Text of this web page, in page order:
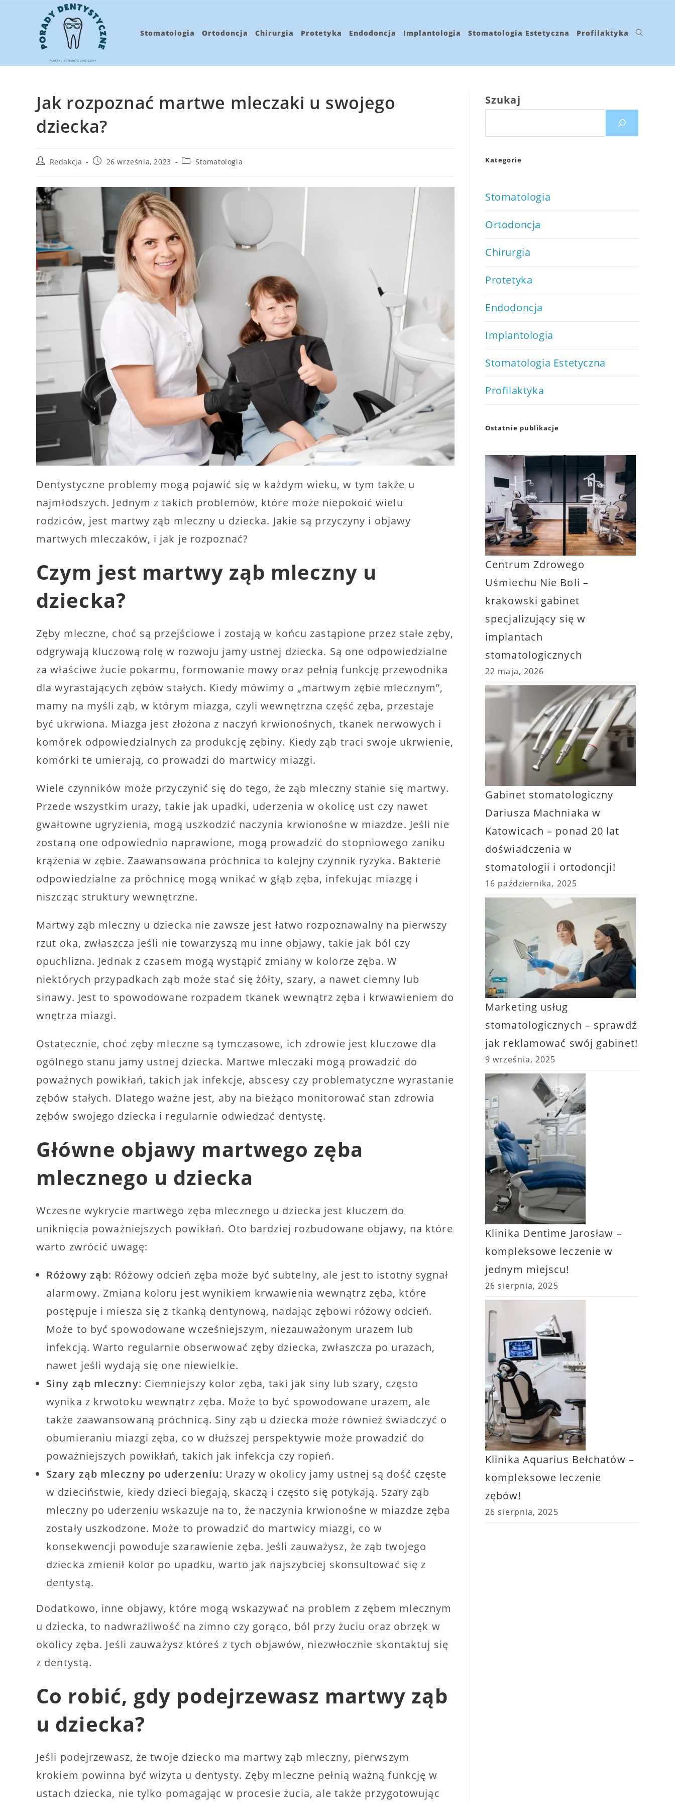
Stomatologia
Ortodoncja Chirurgia Protetyka Endodoncja Implantologia Stomatologia Estetyczna Profilaktyka Toggle
Jak rozpoznać martwe mleczaki u swojego
dziecka?
PostRedakcja
Post26 września, 2023
PostStomatologia
Dentystyczne problemy mogą pojawić się w każdym wieku, w tym także u
najmłodszych. Jednym z takich problemów, które może niepokoić wielu
rodziców, jest martwy ząb mleczny u dziecka. Jakie są przyczyny i objawy
martwych mleczaków, i jak je rozpoznać?
Czym jest martwy ząb mleczny u
dziecka?
Zęby mleczne, choć są przejściowe i zostają w końcu zastąpione przez stałe zęby,
odgrywają kluczową rolę w rozwoju jamy ustnej dziecka. Są one odpowiedzialne
za właściwe żucie pokarmu, formowanie mowy oraz pełnią funkcję przewodnika
dla wyrastających zębów stałych. Kiedy mówimy o „martwym zębie mlecznym”,
mamy na myśli ząb, w którym miazga, czyli wewnętrzna część zęba, przestaje
być ukrwiona. Miazga jest złożona z naczyń krwionośnych, tkanek nerwowych i
komórek odpowiedzialnych za produkcję zębiny. Kiedy ząb traci swoje ukrwienie,
komórki te umierają, co prowadzi do martwicy miazgi.
Wiele czynników może przyczynić się do tego, że ząb mleczny stanie się martwy.
Przede wszystkim urazy, takie jak upadki, uderzenia w okolicę ust czy nawet
gwałtowne ugryzienia, mogą uszkodzić naczynia krwionośne w miazdze. Jeśli nie
zostaną one odpowiednio naprawione, mogą prowadzić do stopniowego zaniku
krążenia w zębie. Zaawansowana próchnica to kolejny czynnik ryzyka. Bakterie
odpowiedzialne za próchnicę mogą wnikać w głąb zęba, infekując miazgę i
niszcząc struktury wewnętrzne.
Martwy ząb mleczny u dziecka nie zawsze jest łatwo rozpoznawalny na pierwszy
rzut oka, zwłaszcza jeśli nie towarzyszą mu inne objawy, takie jak ból czy
opuchlizna. Jednak z czasem mogą wystąpić zmiany w kolorze zęba. W
niektórych przypadkach ząb może stać się żółty, szary, a nawet ciemny lub
sinawy. Jest to spowodowane rozpadem tkanek wewnątrz zęba i krwawieniem do
wnętrza miazgi.
Ostatecznie, choć zęby mleczne są tymczasowe, ich zdrowie jest kluczowe dla
ogólnego stanu jamy ustnej dziecka. Martwe mleczaki mogą prowadzić do
poważnych powikłań, takich jak infekcje, abscesy czy problematyczne wyrastanie
zębów stałych. Dlatego ważne jest, aby na bieżąco monitorować stan zdrowia
zębów swojego dziecka i regularnie odwiedzać dentystę.
Główne objawy martwego zęba
mlecznego u dziecka
Wczesne wykrycie martwego zęba mlecznego u dziecka jest kluczem do
uniknięcia poważniejszych powikłań. Oto bardziej rozbudowane objawy, na które
warto zwrócić uwagę:
Różowy ząb: Różowy odcień zęba może być subtelny, ale jest to istotny sygnał
alarmowy. Zmiana koloru jest wynikiem krwawienia wewnątrz zęba, które
postępuje i miesza się z tkanką dentynową, nadając zębowi różowy odcień.
Może to być spowodowane wcześniejszym, niezauważonym urazem lub
infekcją. Warto regularnie obserwować zęby dziecka, zwłaszcza po urazach,
nawet jeśli wydają się one niewielkie.
Siny ząb mleczny: Ciemniejszy kolor zęba, taki jak siny lub szary, często
wynika z krwotoku wewnątrz zęba. Może to być spowodowane urazem, ale
także zaawansowaną próchnicą. Siny ząb u dziecka może również świadczyć o
obumieraniu miazgi zęba, co w dłuższej perspektywie może prowadzić do
poważniejszych powikłań, takich jak infekcja czy ropień.
Szary ząb mleczny po uderzeniu: Urazy w okolicy jamy ustnej są dość częste
w dzieciństwie, kiedy dzieci biegają, skaczą i często się potykają. Szary ząb
mleczny po uderzeniu wskazuje na to, że naczynia krwionośne w miazdze zęba
zostały uszkodzone. Może to prowadzić do martwicy miazgi, co w
konsekwencji powoduje szarawienie zęba. Jeśli zauważysz, że ząb twojego
dziecka zmienił kolor po upadku, warto jak najszybciej skonsultować się z
dentystą.
Dodatkowo, inne objawy, które mogą wskazywać na problem z zębem mlecznym
u dziecka, to nadwrażliwość na zimno czy gorąco, ból przy żuciu oraz obrzęk w
okolicy zęba. Jeśli zauważysz któreś z tych objawów, niezwłocznie skontaktuj się
z dentystą.
Co robić, gdy podejrzewasz martwy ząb
u dziecka?
Jeśli podejrzewasz, że twoje dziecko ma martwy ząb mleczny, pierwszym
krokiem powinna być wizyta u dentysty. Zęby mleczne pełnią ważną funkcję w
ustach dziecka, nie tylko pomagając w procesie żucia, ale także przygotowując
Szukaj
Kategorie
Stomatologia
Ortodoncja
Chirurgia
Protetyka
Endodoncja
Implantologia
Stomatologia Estetyczna
Profilaktyka
Ostatnie publikacje
Centrum Zdrowego
Uśmiechu Nie Boli –
krakowski gabinet
specjalizujący się w
implantach
stomatologicznych
22 maja, 2026
Gabinet stomatologiczny
Dariusza Machniaka w
Katowicach – ponad 20 lat
doświadczenia w
stomatologii i ortodoncji!
16 października, 2025
Marketing usług
stomatologicznych – sprawdź
jak reklamować swój gabinet!
9 września, 2025
Klinika Dentime Jarosław –
kompleksowe leczenie w
jednym miejscu!
26 sierpnia, 2025
Klinika Aquarius Bełchatów –
kompleksowe leczenie
zębów!
26 sierpnia, 2025